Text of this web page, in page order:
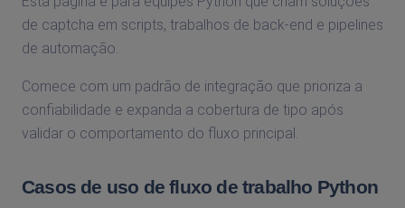
de captcha em scripts, trabalhos de back-end e pipelines
de automação.
Comece com um padrão de integração que prioriza a
confiabilidade e expanda a cobertura de tipo após
validar o comportamento do fluxo principal.
Casos de uso de fluxo de trabalho Python